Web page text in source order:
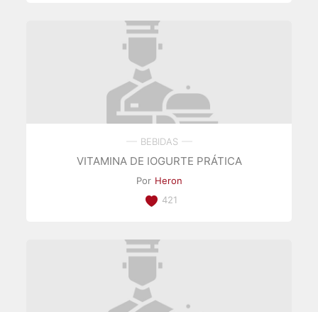
BEBIDAS
VITAMINA DE IOGURTE PRÁTICA
Por Heron
421